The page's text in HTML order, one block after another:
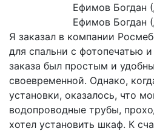
Ефимов Богдан
Я заказал в компании
для спальни с фотопечатью
заказа был простым и
своевременной. Однако,
установки, оказалось, что
водопроводные трубы,
хотел установить шкаф. К